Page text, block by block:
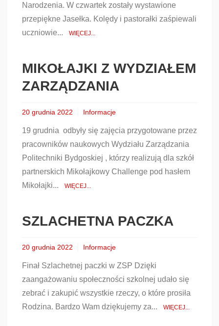
Narodzenia. W czwartek zostały wystawione
przepiękne Jasełka. Kolędy i pastorałki zaśpiewali
uczniowie...
WIĘCEJ...
MIKOŁAJKI Z WYDZIAŁEM
ZARZĄDZANIA
20 grudnia 2022 Informacje
19 grudnia odbyły się zajęcia przygotowane przez
pracowników naukowych Wydziału Zarządzania
Politechniki Bydgoskiej , którzy realizują dla szkół
partnerskich Mikołajkowy Challenge pod hasłem
Mikołajki...
WIĘCEJ...
SZLACHETNA PACZKA
20 grudnia 2022 Informacje
Finał Szlachetnej paczki w ZSP Dzięki
zaangażowaniu społeczności szkolnej udało się
zebrać i zakupić wszystkie rzeczy, o które prosiła
Rodzina. Bardzo Wam dziękujemy za...
WIĘCEJ...